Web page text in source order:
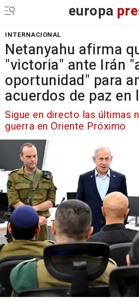
europa
INTERNACIONAL
Netanyahu afirma
"victoria" ante Irán
oportunidad" para
acuerdos de paz en
Sigue en directo las últimas
guerra en Oriente Próximo